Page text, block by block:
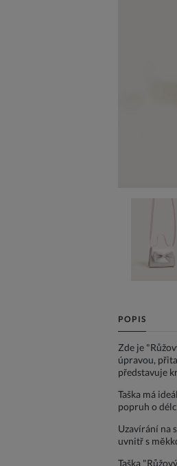
POPIS
Zde je
úpravou,
představuje
Taška má
popruh o
Uzavírání na
uvnitř s
Taška